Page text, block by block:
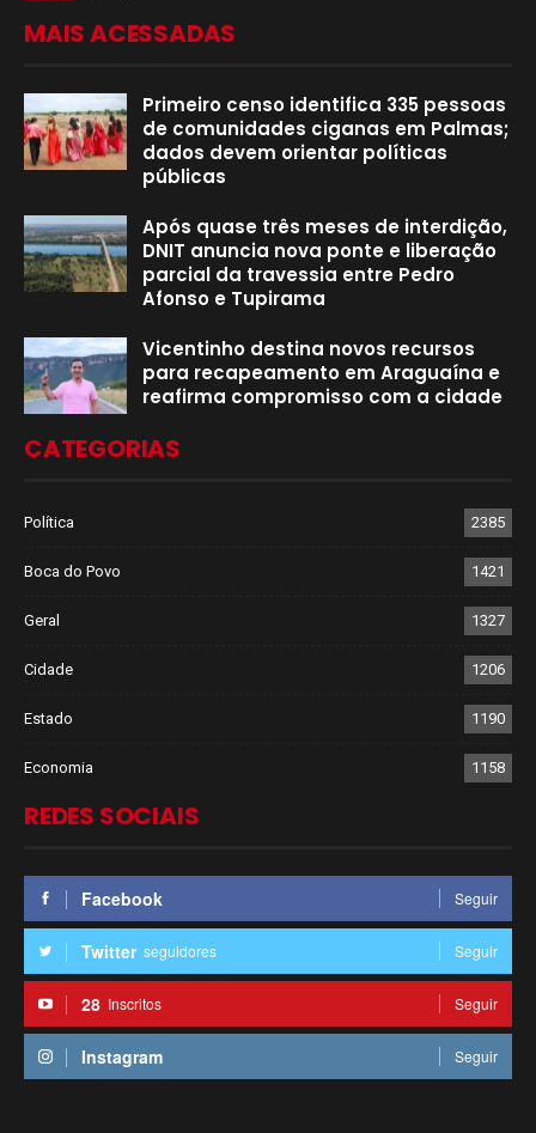
MAIS ACESSADAS
Primeiro censo identifica 335 pessoas
de comunidades ciganas em Palmas;
dados devem orientar políticas
públicas
Após quase três meses de interdição,
DNIT anuncia nova ponte e liberação
parcial da travessia entre Pedro
Afonso e Tupirama
Vicentinho destina novos recursos
para recapeamento em Araguaína e
reafirma compromisso com a cidade
CATEGORIAS
Política 2385
Boca do Povo 1421
Geral 1327
Cidade 1206
Estado 1190
Economia 1158
REDES SOCIAIS
Facebook Seguir
Twitter seguidores Seguir
28 Inscritos Seguir
Instagram Seguir